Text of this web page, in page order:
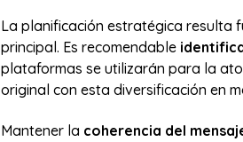
La planificación estratégica resulta
principal. Es recomendable
plataformas se utilizarán para la
original con esta diversificación en
Mantener la coherencia del